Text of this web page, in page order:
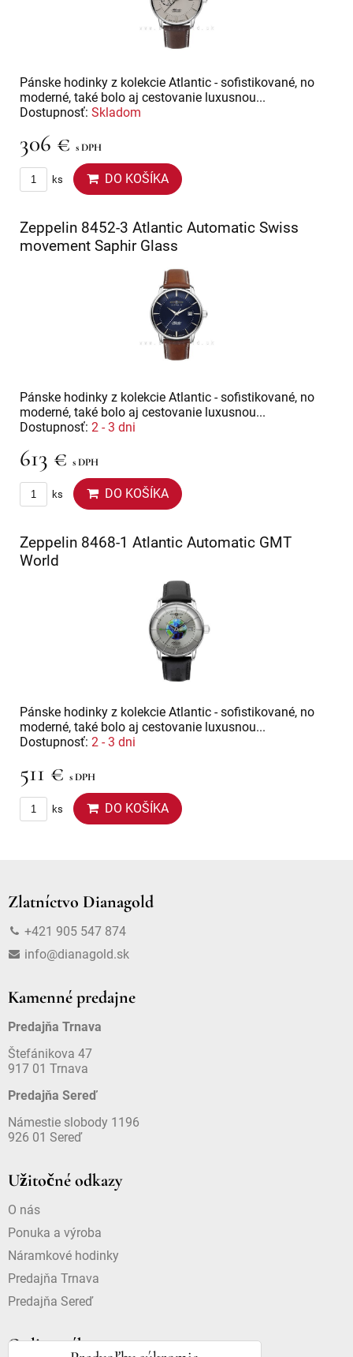
Pánske hodinky z kolekcie Atlantic - sofistikované, no
moderné, také bolo aj cestovanie luxusnou...
Dostupnosť: Skladom
306 € s DPH
ks DO KOŠÍKA
Zeppelin 8452-3 Atlantic Automatic Swiss
movement Saphir Glass
Pánske hodinky z kolekcie Atlantic - sofistikované, no
moderné, také bolo aj cestovanie luxusnou...
Dostupnosť: 2 - 3 dni
613 € s DPH
ks DO KOŠÍKA
Zeppelin 8468-1 Atlantic Automatic GMT
World
Pánske hodinky z kolekcie Atlantic - sofistikované, no
moderné, také bolo aj cestovanie luxusnou...
Dostupnosť: 2 - 3 dni
511 € s DPH
ks DO KOŠÍKA
Zlatníctvo Dianagold
+421 905 547 874
info@dianagold.sk
Kamenné predajne
Predajňa Trnava
Štefánikova 47
917 01 Trnava
Predajňa Sereď
Námestie slobody 1196
926 01 Sereď
Užitočné odkazy
O nás
Ponuka a výroba
Náramkové hodinky
Predajňa Trnava
Predajňa Sereď
Online nákup